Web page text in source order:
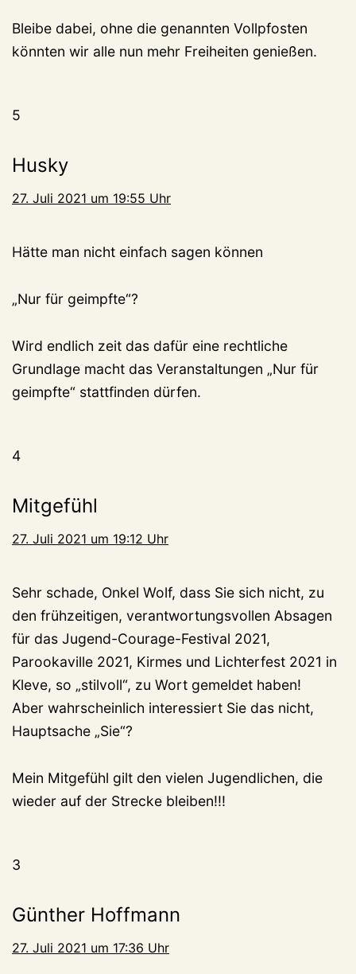
Bleibe dabei, ohne die genannten Vollpfosten
könnten wir alle nun mehr Freiheiten genießen.
5
Husky
27. Juli 2021 um 19:55 Uhr
Hätte man nicht einfach sagen können
„Nur für geimpfte“?
Wird endlich zeit das dafür eine rechtliche
Grundlage macht das Veranstaltungen „Nur für
geimpfte“ stattfinden dürfen.
4
Mitgefühl
27. Juli 2021 um 19:12 Uhr
Sehr schade, Onkel Wolf, dass Sie sich nicht, zu
den frühzeitigen, verantwortungsvollen Absagen
für das Jugend-Courage-Festival 2021,
Parookaville 2021, Kirmes und Lichterfest 2021 in
Kleve, so „stilvoll“, zu Wort gemeldet haben!
Aber wahrscheinlich interessiert Sie das nicht,
Hauptsache „Sie“?
Mein Mitgefühl gilt den vielen Jugendlichen, die
wieder auf der Strecke bleiben!!!
3
Günther Hoffmann
27. Juli 2021 um 17:36 Uhr